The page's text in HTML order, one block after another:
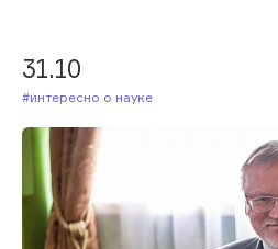
31.10
#Интересно о науке